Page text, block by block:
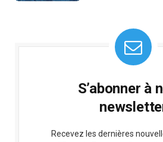
S’abonner à
Recevez les dernières